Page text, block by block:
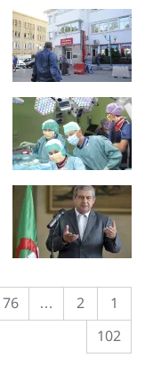
1
2
…
76
102